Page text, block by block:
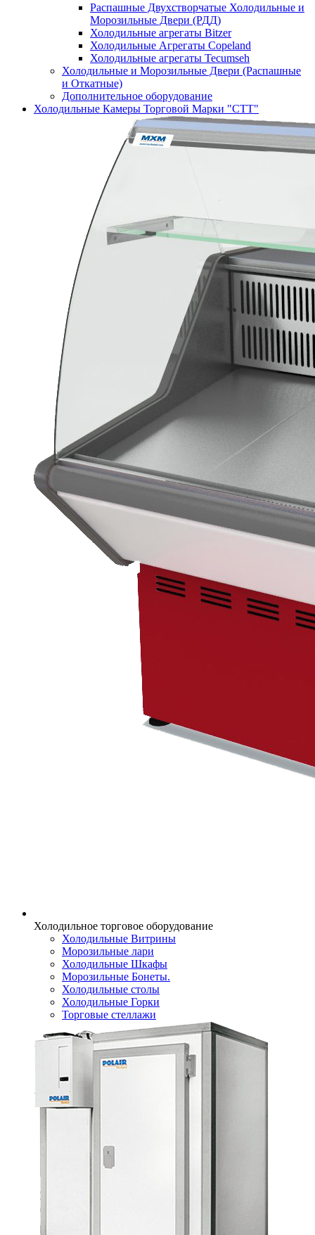
Распашные Двухстворчатые Холодильные и
Морозильные Двери (РДД)
Холодильные агрегаты Bitzer
Холодильные Агрегаты Copeland
Холодильные агрегаты Tecumseh
Холодильные и Морозильные Двери (Распашные
и Откатные)
Дополнительное оборудование
Холодильные Камеры Торговой Марки "СТТ"
Холодильное торговое оборудование
Холодильные Витрины
Морозильные лари
Холодильные Шкафы
Морозильные Бонеты.
Холодильные столы
Холодильные Горки
Торговые стеллажи